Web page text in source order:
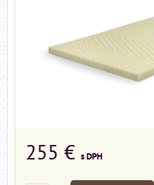
255 € s DPH